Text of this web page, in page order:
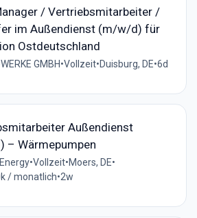
/ Vertriebsmitarbeiter /
im Außendienst (m/w/d) für
Ostdeutschland
GMBH•Vollzeit•Duisburg, DE•6d
Außendienst
– Wärmepumpen
•Vollzeit•Moers, DE•
/ monatlich•2w